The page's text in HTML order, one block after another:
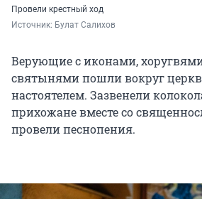
Провели крестный ход
Источник: Булат Салихов
Верующие с иконами,
святынями пошли вокруг
настоятелем. Зазвенели
прихожане вместе со
провели песнопения.